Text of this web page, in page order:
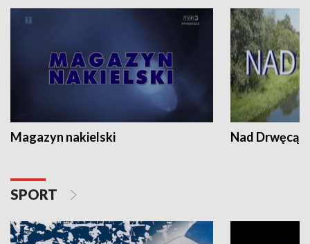
Magazyn nakielski Nad Drwęcą
SPORT